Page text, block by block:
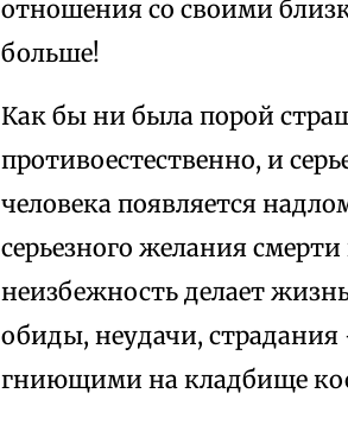
отношения со своими
больше!
Как бы ни была порой
противоестественно, и
человека появляется
серьезного желания
неизбежность делает
обиды, неудачи,
гниющими на кладбище